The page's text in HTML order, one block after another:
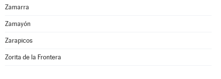
Zamarra
Zamayón
Zarapicos
Zorita de la Frontera